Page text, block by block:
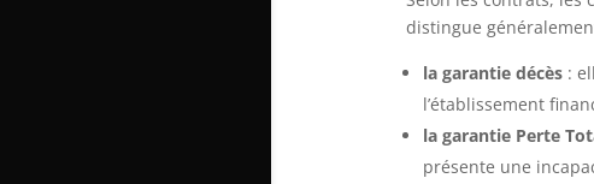
distingue
la garantie décès:
l’établissement
la garantie Perte
présente une